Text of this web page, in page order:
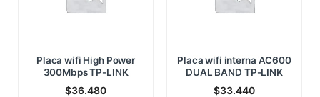
Placa wifi High Power
300Mbps TP-LINK
$36.480
Placa wifi interna AC600
DUAL BAND TP-LINK
$33.440